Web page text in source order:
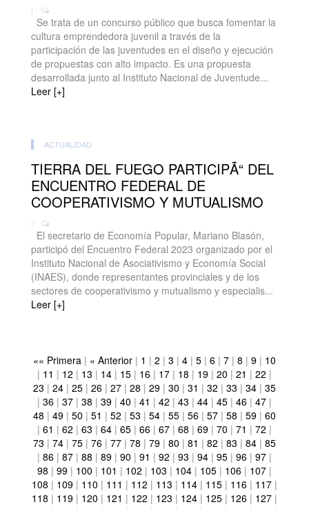
| -
Se trata de un concurso público que busca fomentar la
cultura emprendedora juvenil a través de la
participación de las juventudes en el diseño y ejecución
de propuestas con alto impacto. Es una propuesta
desarrollada junto al Instituto Nacional de Juventude...
Leer [+]
ACTUALIDAD
TIERRA DEL FUEGO PARTICIPÃ“ DEL
ENCUENTRO FEDERAL DE
COOPERATIVISMO Y MUTUALISMO
| -
El secretario de Economía Popular, Mariano Blasón,
participó del Encuentro Federal 2023 organizado por el
Instituto Nacional de Asociativismo y Economía Social
(INAES), donde representantes provinciales y de los
sectores de cooperativismo y mutualismo y especialis...
Leer [+]
«« Primera | « Anterior | 1 | 2 | 3 | 4 | 5 | 6 | 7 | 8 | 9 | 10
| 11 | 12 | 13 | 14 | 15 | 16 | 17 | 18 | 19 | 20 | 21 | 22 |
23 | 24 | 25 | 26 | 27 | 28 | 29 | 30 | 31 | 32 | 33 | 34 | 35
| 36 | 37 | 38 | 39 | 40 | 41 | 42 | 43 | 44 | 45 | 46 | 47 |
48 | 49 | 50 | 51 | 52 | 53 | 54 | 55 | 56 | 57 | 58 | 59 | 60
| 61 | 62 | 63 | 64 | 65 | 66 | 67 | 68 | 69 | 70 | 71 | 72 |
73 | 74 | 75 | 76 | 77 | 78 | 79 | 80 | 81 | 82 | 83 | 84 | 85
| 86 | 87 | 88 | 89 | 90 | 91 | 92 | 93 | 94 | 95 | 96 | 97 |
98 | 99 | 100 | 101 | 102 | 103 | 104 | 105 | 106 | 107 |
108 | 109 | 110 | 111 | 112 | 113 | 114 | 115 | 116 | 117 |
118 | 119 | 120 | 121 | 122 | 123 | 124 | 125 | 126 | 127 |